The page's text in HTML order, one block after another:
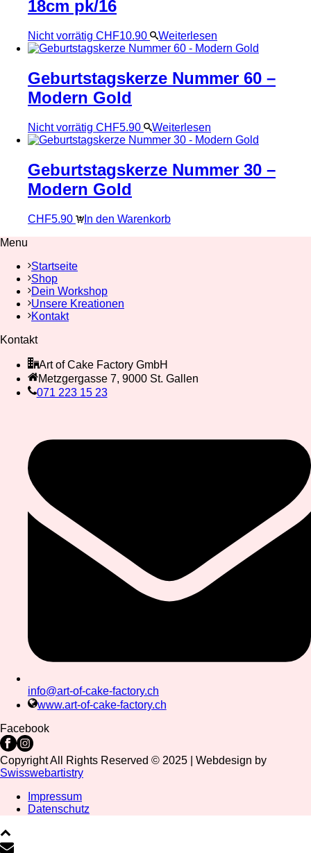
18cm pk/16
Nicht vorrätig CHF10.90 Weiterlesen
Geburtstagskerze Nummer 60 –
Modern Gold
Nicht vorrätig CHF5.90 Weiterlesen
Geburtstagskerze Nummer 30 –
Modern Gold
CHF5.90
In den Warenkorb
Menu
Startseite
Shop
Dein Workshop
Unsere Kreationen
Kontakt
Kontakt
Art of Cake Factory GmbH
Metzgergasse 7, 9000 St. Gallen
071 223 15 23
info@art-of-cake-factory.ch
www.art-of-cake-factory.ch
Facebook
Copyright All Rights Reserved © 2025 | Webdesign by
Swisswebartistry
Impressum
Datenschutz